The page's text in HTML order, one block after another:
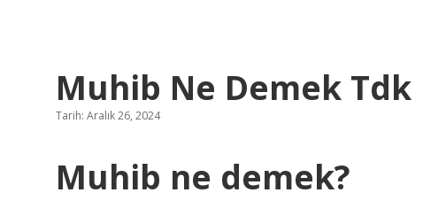
Muhib Ne Demek Tdk
Tarih: Aralık 26, 2024
Muhib ne demek?